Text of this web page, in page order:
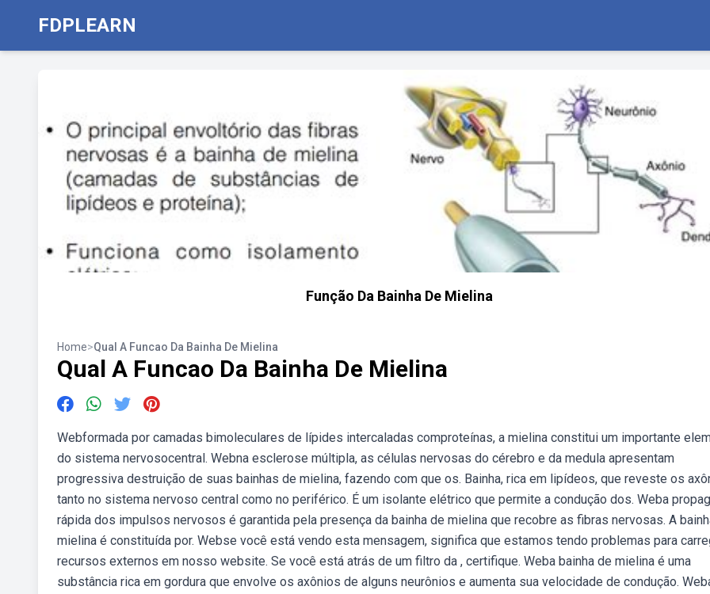
FDPLEARN
Função Da Bainha De Mielina
Home>Qual A Funcao Da Bainha De Mielina
Qual A Funcao Da Bainha De Mielina
Webformada por camadas bimoleculares de lípides intercaladas comproteínas, a mielina constitui um importante
do sistema nervosocentral. Webna esclerose múltipla, as células nervosas do cérebro e da medula apresentam
progressiva destruição de suas bainhas de mielina, fazendo com que os. Bainha, rica em lipídeos, que reveste os
tanto no sistema nervoso central como no periférico. É um isolante elétrico que permite a condução dos. Weba
rápida dos impulsos nervosos é garantida pela presença da bainha de mielina que recobre as fibras nervosas. A
mielina é constituída por. Webse você está vendo esta mensagem, significa que estamos tendo problemas para
recursos externos em nosso website. Se você está atrás de um filtro da , certifique. Weba bainha de mielina é uma
substância rica em gordura que envolve os axônios de alguns neurônios e aumenta sua velocidade de condução.